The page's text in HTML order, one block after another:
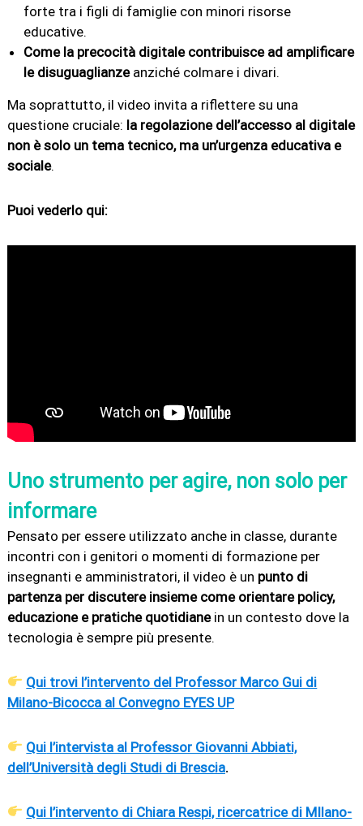
forte tra i figli di famiglie con minori risorse
educative.
Come la precocità digitale contribuisce ad amplificare
le disuguaglianzeanziché colmare i divari.
Ma soprattutto, il video invita a riflettere su una
questione cruciale: la regolazione dell’accesso al digitale
non è solo un tema tecnico, ma un’urgenza educativa e
sociale.
Puoi vederlo qui:
Uno strumento per agire, non solo per
informare
Pensato per essere utilizzato anche in classe, durante
incontri con i genitori o momenti di formazione per
insegnanti e amministratori, il video è un punto di
partenza per discutere insieme come orientare policy,
educazione e pratiche quotidianein un contesto dove la
tecnologia è sempre più presente.
Qui trovi l’intervento del Professor Marco Gui di
Milano-Bicocca al Convegno EYES UP
Qui l’intervista al Professor Giovanni Abbiati,
dell’Università degli Studi di Brescia.
Qui l’intervento di Chiara Respi, ricercatrice di MIlano-